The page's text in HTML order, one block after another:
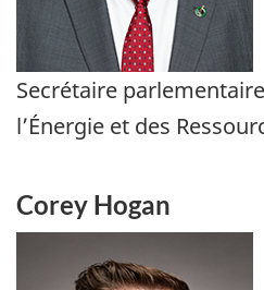
Secrétaire
l’Énergie et des
Corey Hogan